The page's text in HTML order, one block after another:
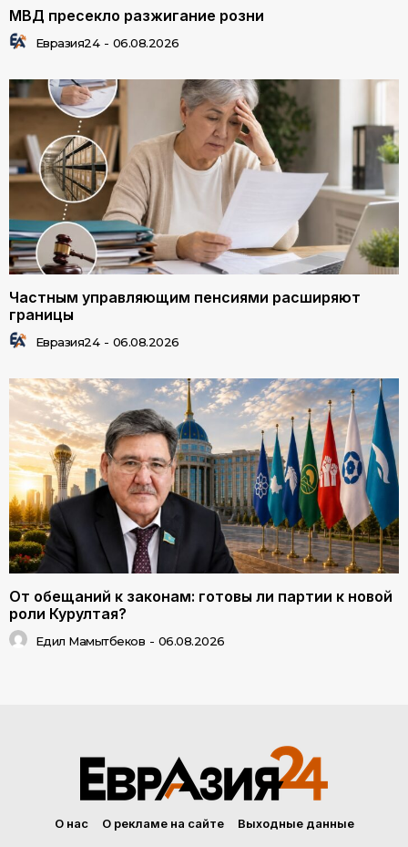
МВД пресекло разжигание розни
Евразия24 - 06.08.2026
Частным управляющим пенсиями расширяют
границы
Евразия24 - 06.08.2026
От обещаний к законам: готовы ли партии к новой
роли Курултая?
Едил Мамытбеков - 06.08.2026
О нас О рекламе на сайте Выходные данные